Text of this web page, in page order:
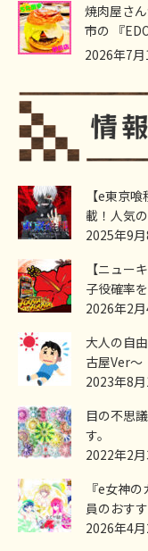
焼肉屋さ
市の 『
2026年7月
【e東京
載！人気
2025年9
【ニュー
子役確率
2026年2
大人の自
古屋Ver～
2023年8
目の不思
す。
2022年2
『e女神
員のおす
2026年4